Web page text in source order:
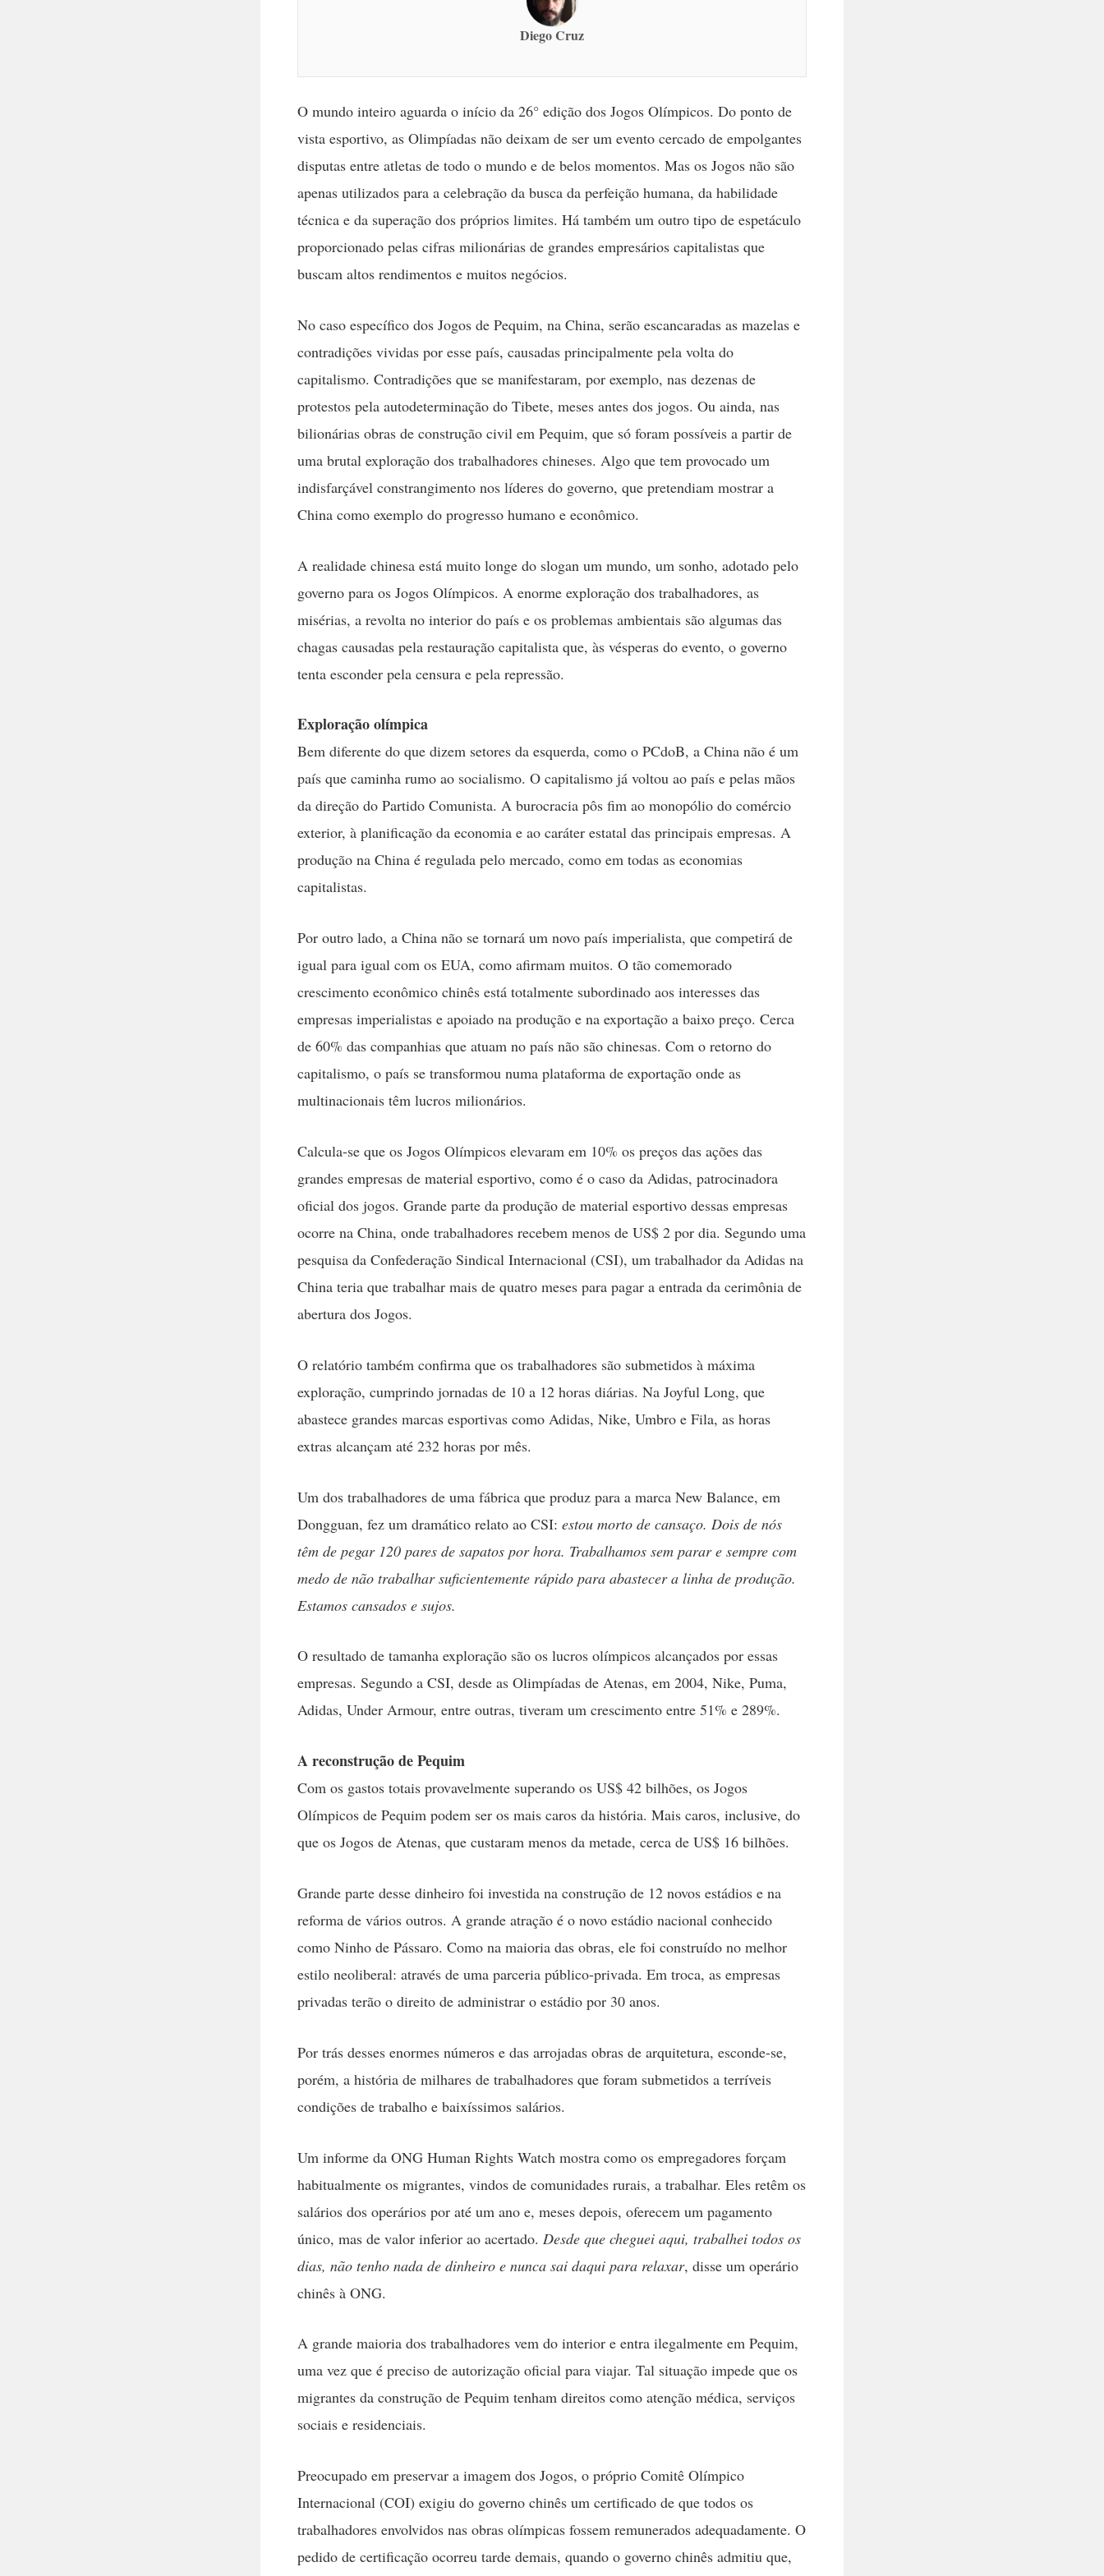
Diego Cruz
O mundo inteiro aguarda o início da 26° edição dos Jogos Olímpicos. Do ponto de
vista esportivo, as Olimpíadas não deixam de ser um evento cercado de empolgantes
disputas entre atletas de todo o mundo e de belos momentos. Mas os Jogos não são
apenas utilizados para a celebração da busca da perfeição humana, da habilidade
técnica e da superação dos próprios limites. Há também um outro tipo de espetáculo
proporcionado pelas cifras milionárias de grandes empresários capitalistas que
buscam altos rendimentos e muitos negócios.
No caso específico dos Jogos de Pequim, na China, serão escancaradas as mazelas e
contradições vividas por esse país, causadas principalmente pela volta do
capitalismo. Contradições que se manifestaram, por exemplo, nas dezenas de
protestos pela autodeterminação do Tibete, meses antes dos jogos. Ou ainda, nas
bilionárias obras de construção civil em Pequim, que só foram possíveis a partir de
uma brutal exploração dos trabalhadores chineses. Algo que tem provocado um
indisfarçável constrangimento nos líderes do governo, que pretendiam mostrar a
China como exemplo do progresso humano e econômico.
A realidade chinesa está muito longe do slogan um mundo, um sonho, adotado pelo
governo para os Jogos Olímpicos. A enorme exploração dos trabalhadores, as
misérias, a revolta no interior do país e os problemas ambientais são algumas das
chagas causadas pela restauração capitalista que, às vésperas do evento, o governo
tenta esconder pela censura e pela repressão.
Exploração olímpica
Bem diferente do que dizem setores da esquerda, como o PCdoB, a China não é um
país que caminha rumo ao socialismo. O capitalismo já voltou ao país e pelas mãos
da direção do Partido Comunista. A burocracia pôs fim ao monopólio do comércio
exterior, à planificação da economia e ao caráter estatal das principais empresas. A
produção na China é regulada pelo mercado, como em todas as economias
capitalistas.
Por outro lado, a China não se tornará um novo país imperialista, que competirá de
igual para igual com os EUA, como afirmam muitos. O tão comemorado
crescimento econômico chinês está totalmente subordinado aos interesses das
empresas imperialistas e apoiado na produção e na exportação a baixo preço. Cerca
de 60% das companhias que atuam no país não são chinesas. Com o retorno do
capitalismo, o país se transformou numa plataforma de exportação onde as
multinacionais têm lucros milionários.
Calcula-se que os Jogos Olímpicos elevaram em 10% os preços das ações das
grandes empresas de material esportivo, como é o caso da Adidas, patrocinadora
oficial dos jogos. Grande parte da produção de material esportivo dessas empresas
ocorre na China, onde trabalhadores recebem menos de US$ 2 por dia. Segundo uma
pesquisa da Confederação Sindical Internacional (CSI), um trabalhador da Adidas na
China teria que trabalhar mais de quatro meses para pagar a entrada da cerimônia de
abertura dos Jogos.
O relatório também confirma que os trabalhadores são submetidos à máxima
exploração, cumprindo jornadas de 10 a 12 horas diárias. Na Joyful Long, que
abastece grandes marcas esportivas como Adidas, Nike, Umbro e Fila, as horas
extras alcançam até 232 horas por mês.
Um dos trabalhadores de uma fábrica que produz para a marca New Balance, em
Dongguan, fez um dramático relato ao CSI: estou morto de cansaço. Dois de nós
têm de pegar 120 pares de sapatos por hora. Trabalhamos sem parar e sempre com
medo de não trabalhar suficientemente rápido para abastecer a linha de produção.
Estamos cansados e sujos.
O resultado de tamanha exploração são os lucros olímpicos alcançados por essas
empresas. Segundo a CSI, desde as Olimpíadas de Atenas, em 2004, Nike, Puma,
Adidas, Under Armour, entre outras, tiveram um crescimento entre 51% e 289%.
A reconstrução de Pequim
Com os gastos totais provavelmente superando os US$ 42 bilhões, os Jogos
Olímpicos de Pequim podem ser os mais caros da história. Mais caros, inclusive, do
que os Jogos de Atenas, que custaram menos da metade, cerca de US$ 16 bilhões.
Grande parte desse dinheiro foi investida na construção de 12 novos estádios e na
reforma de vários outros. A grande atração é o novo estádio nacional conhecido
como Ninho de Pássaro. Como na maioria das obras, ele foi construído no melhor
estilo neoliberal: através de uma parceria público-privada. Em troca, as empresas
privadas terão o direito de administrar o estádio por 30 anos.
Por trás desses enormes números e das arrojadas obras de arquitetura, esconde-se,
porém, a história de milhares de trabalhadores que foram submetidos a terríveis
condições de trabalho e baixíssimos salários.
Um informe da ONG Human Rights Watch mostra como os empregadores forçam
habitualmente os migrantes, vindos de comunidades rurais, a trabalhar. Eles retêm os
salários dos operários por até um ano e, meses depois, oferecem um pagamento
único, mas de valor inferior ao acertado. Desde que cheguei aqui, trabalhei todos os
dias, não tenho nada de dinheiro e nunca sai daqui para relaxar, disse um operário
chinês à ONG.
A grande maioria dos trabalhadores vem do interior e entra ilegalmente em Pequim,
uma vez que é preciso de autorização oficial para viajar. Tal situação impede que os
migrantes da construção de Pequim tenham direitos como atenção médica, serviços
sociais e residenciais.
Preocupado em preservar a imagem dos Jogos, o próprio Comitê Olímpico
Internacional (COI) exigiu do governo chinês um certificado de que todos os
trabalhadores envolvidos nas obras olímpicas fossem remunerados adequadamente. O
pedido de certificação ocorreu tarde demais, quando o governo chinês admitiu que,